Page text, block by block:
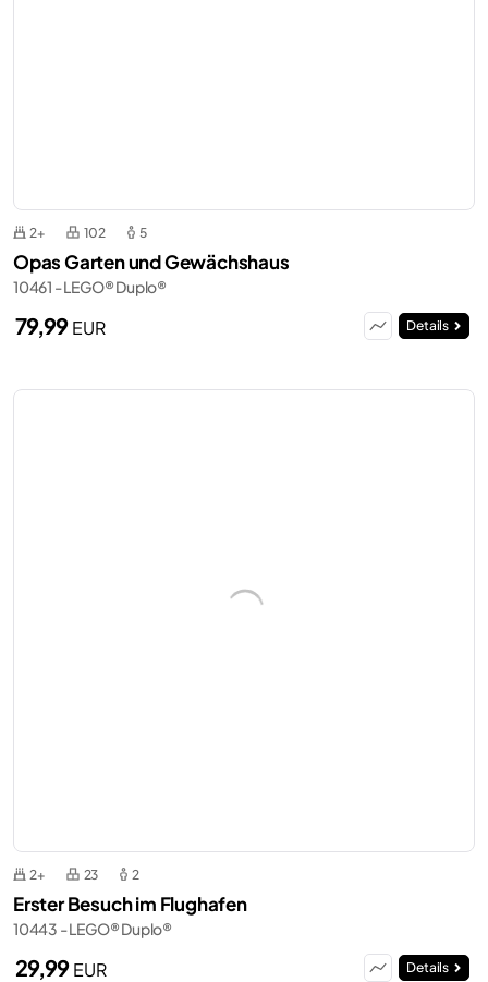
2+ 102 5
Opas Garten und Gewächshaus
10461 - LEGO® Duplo®
79,99EUR Details
2+ 23 2
Erster Besuch im Flughafen
10443 - LEGO® Duplo®
29,99EUR Details